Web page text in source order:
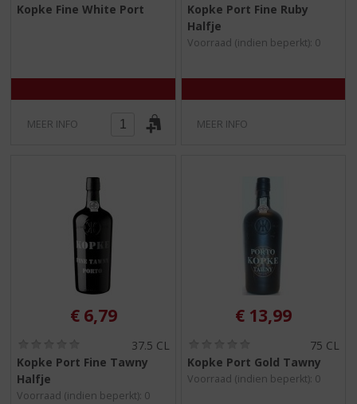
,
Kopke Fine White Port
MEER INFO
,
/
Kopke Port Fine Ruby
Halfje
Voorraad (indien beperkt): 0
MEER INFO
€ 6,79
,
/
37.5 CL
Kopke Port Fine Tawny
Halfje
Voorraad (indien beperkt): 0
€ 13,99
,
0
75 CL
Kopke Port Gold Tawny
Voorraad (indien beperkt): 0